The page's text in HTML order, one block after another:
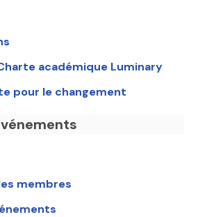
académique Luminary
pour le changement
membres